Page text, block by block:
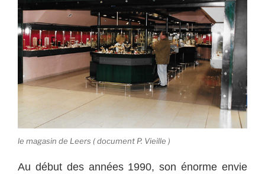
le magasin de Leers ( document P. Vieille )
Au début des années 1990, son énorme envie